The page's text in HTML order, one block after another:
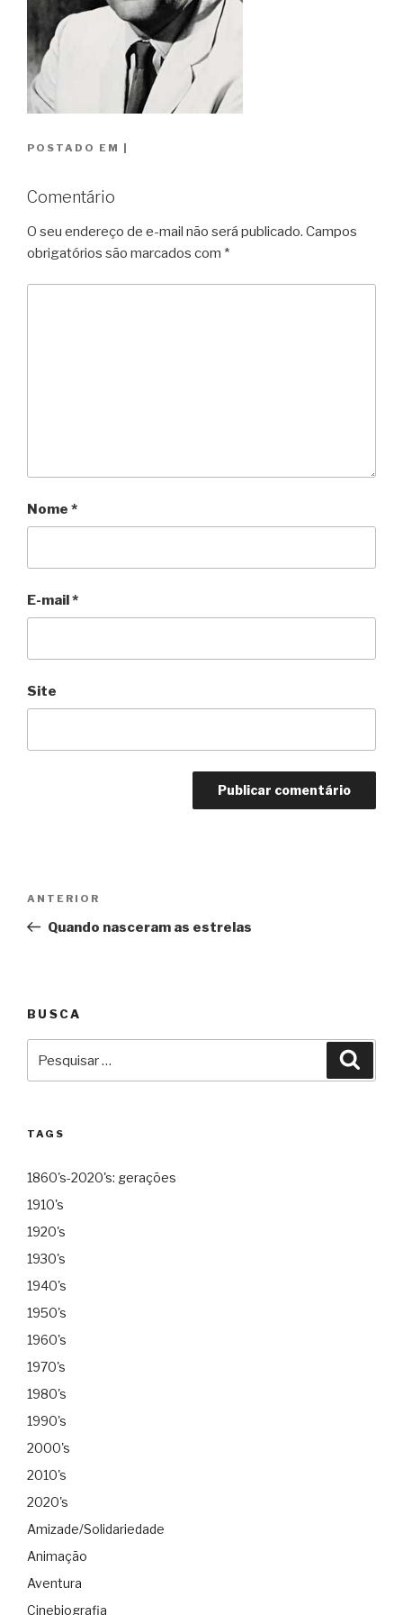
POSTADO EM
Comentário
O seu endereço de e-mail não será publicado. Campos
obrigatórios são marcados com *
Nome *
E-mail*
Site
Post
Anterior
ANTERIOR
Quando nasceram as estrelas
BUSCA
por:
TAGS
1860's-2020's: gerações
1910's
1920's
1930's
1940's
1950's
1960's
1970's
1980's
1990's
2000's
2010's
2020's
Amizade/Solidariedade
Animação
Aventura
Cinebiografia